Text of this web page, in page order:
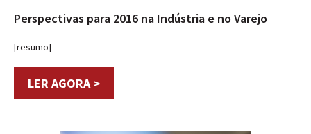
Perspectivas para 2016 na Indústria e no Varejo
[resumo]
LER AGORA >